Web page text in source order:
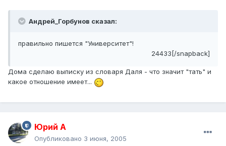
Андрей_Горбунов сказал:
правильно пишется "Университет"!
24433[/snapback]
Дома сделаю выписку из словаря Даля - что значит "тать" и
какое отношение имеет...
Юрий А
Опубликовано 3 июня, 2005